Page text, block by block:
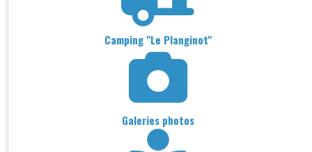
Camping "Le Planginot"
Galeries photos